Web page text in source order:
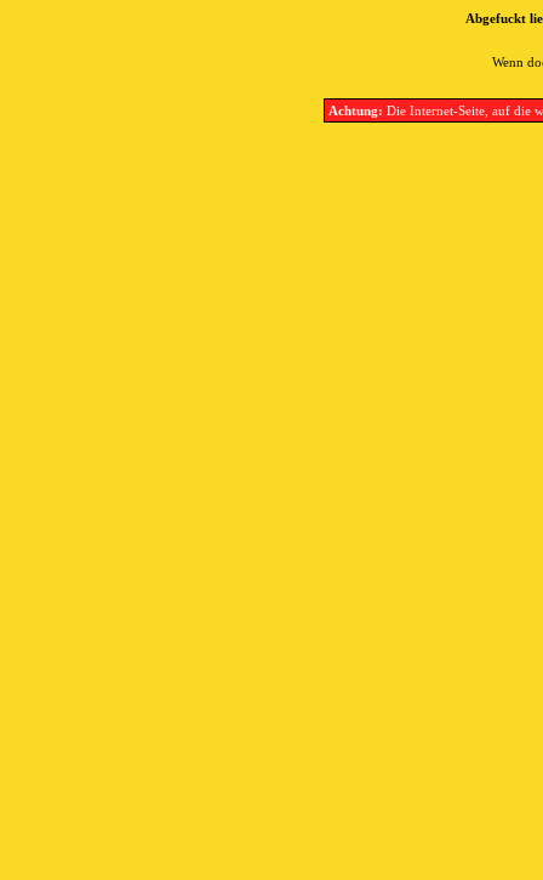
Abgefuckt
Wenn
Achtung: Die Internet-Seite, auf die